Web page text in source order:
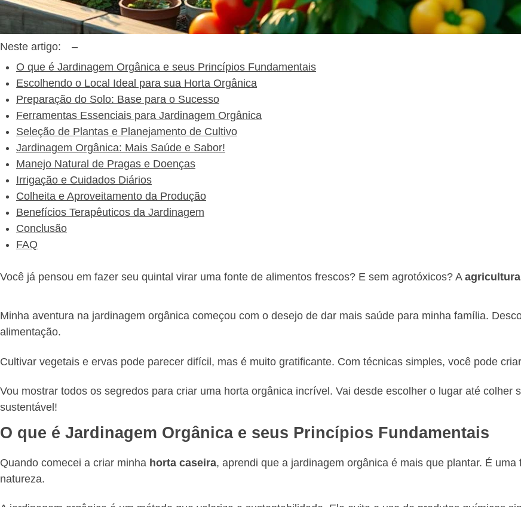
Neste artigo:
–
O que é Jardinagem Orgânica e seus Princípios Fundamentais
Escolhendo o Local Ideal para sua Horta Orgânica
Preparação do Solo: Base para o Sucesso
Ferramentas Essenciais para Jardinagem Orgânica
Seleção de Plantas e Planejamento de Cultivo
Jardinagem Orgânica: Mais Saúde e Sabor!
Manejo Natural de Pragas e Doenças
Irrigação e Cuidados Diários
Colheita e Aproveitamento da Produção
Benefícios Terapêuticos da Jardinagem
Conclusão
FAQ
Você já pensou em fazer seu quintal virar uma fonte de alimentos frescos? E sem agrotóxicos? A
Minha aventura na jardinagem orgânica começou com o desejo de dar mais saúde para minha família.
alimentação.
Cultivar vegetais e ervas pode parecer difícil, mas é muito gratificante. Com técnicas simples, você pode
Vou mostrar todos os segredos para criar uma horta orgânica incrível. Vai desde escolher o lugar até
sustentável!
O que é Jardinagem Orgânica e seus Princípios Fundamentais
Quando comecei a criar minha horta caseira, aprendi que a jardinagem orgânica é mais que plantar. É uma
natureza.